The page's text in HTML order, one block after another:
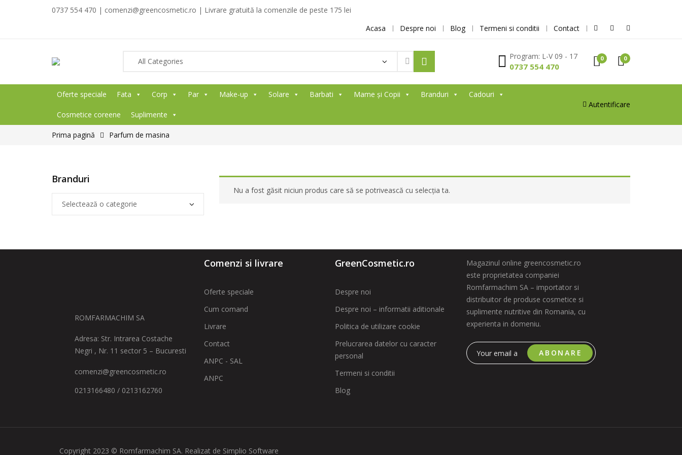
0737 554 470 | comenzi@greencosmetic.ro | Livrare gratuită la comenzile de peste 175 lei
Acasa
Despre noi Blog Termeni si conditii Contact
Program: L-V 09 - 17
0737 554 470
0 0
Oferte speciale Fata Corp Par Make-up Solare Barbati Mame și Copii Branduri Cadouri
Cosmetice coreene Suplimente
Autentificare
Prima pagină Parfum de masina
Nu a fost găsit niciun produs care să se potrivească cu selecția ta.
Branduri
ROMFARMACHIM SA
Adresa: Str. Intrarea Costache
Negri , Nr. 11 sector 5 – Bucuresti
comenzi@greencosmetic.ro
0213166480 / 0213162760
Comenzi si livrare
Oferte speciale
Cum comand
Livrare
Contact
ANPC - SAL
ANPC
GreenCosmetic.ro
Despre noi
Despre noi – informatii aditionale
Politica de utilizare cookie
Prelucrarea datelor cu caracter
personal
Termeni si conditii
Blog
Magazinul online greencosmetic.ro
este proprietatea companiei
Romfarmachim SA – importator si
distribuitor de produse cosmetice si
suplimente nutritive din Romania, cu
experienta in domeniu.
ABONARE
Copyright 2023 © Romfarmachim SA. Realizat de Simplio Software